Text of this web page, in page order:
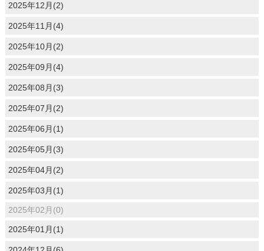
2025年12月(2)
2025年11月(4)
2025年10月(2)
2025年09月(4)
2025年08月(3)
2025年07月(2)
2025年06月(1)
2025年05月(3)
2025年04月(2)
2025年03月(1)
2025年02月(0)
2025年01月(1)